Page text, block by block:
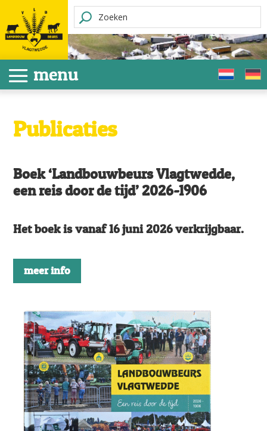
Publicaties
Boek ‘Landbouwbeurs Vlagtwedde,
een reis door de tijd’ 2026-1906
Het boek is vanaf 16 juni 2026 verkrijgbaar.
meer info